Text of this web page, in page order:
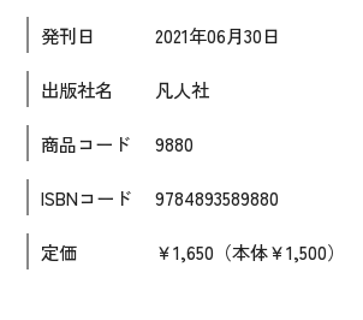
各種試験対策
大学入試対策
学校情報
日本語学習関連副読本
日本事情
定期刊行物
発刊日 2021年06月30日
出版社名 凡人社
商品コード 9880
ISBNコード 9784893589880
定価 ￥1,650（本体￥1,500）